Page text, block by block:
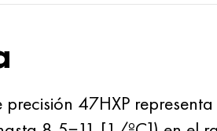
47НХР